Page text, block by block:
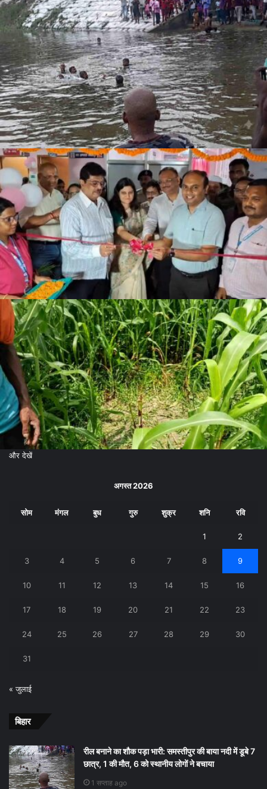
और देखें
अगस्त 2026
सोम मंगल बुध गुरु शुक्र शनि रवि
1 2
3 4 5 6 7 8 9
10 11 12 13 14 15 16
17 18 19 20 21 22 23
24 25 26 27 28 29 30
31
« जुलाई
बिहार
रील बनाने का शौक पड़ा भारी: समस्तीपुर की बाया नदी में डूबे 7
छात्र, 1 की मौत, 6 को स्थानीय लोगों ने बचाया
1 सप्ताह ago